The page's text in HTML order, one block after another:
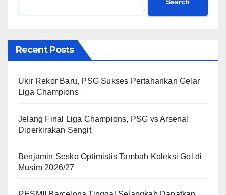
Search
Recent Posts
Ukir Rekor Baru, PSG Sukses Pertahankan Gelar
Liga Champions
Jelang Final Liga Champions, PSG vs Arsenal
Diperkirakan Sengit
Benjamin Sesko Optimistis Tambah Koleksi Gol di
Musim 2026/27